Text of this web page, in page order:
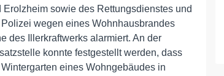
Erolzheim sowie des Rettungsdienstes und
wegen eines Wohnhausbrandes
des Illerkraftwerks alarmiert. An der
konnte festgestellt werden, dass
eines Wohngebäudes in